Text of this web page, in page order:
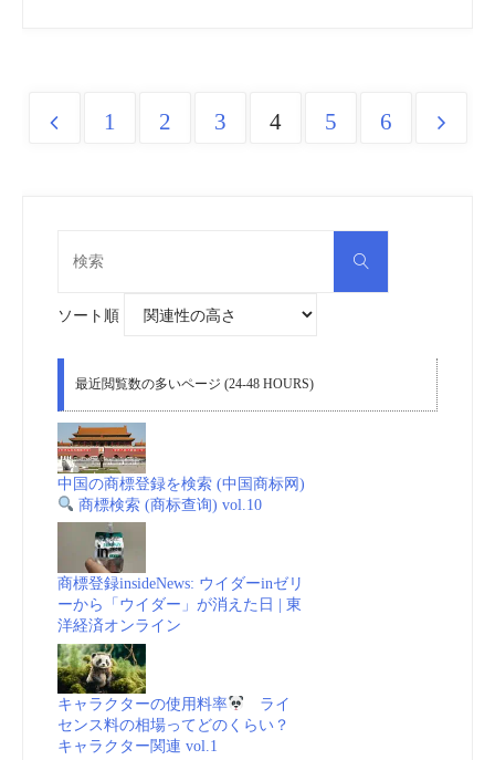
標
動
(embedded)”
Posts
1 2 3 4 5 6
検
ソート順
最近閲覧数の多いページ (24-48 HOURS)
中国の商標登録を検索 (中国商标网)
商標検索 (商标查询) vol.10
商標登録insideNews: ウイダーinゼリ
ーから「ウイダー」が消えた日 | 東
洋経済オンライン
キャラクターの使用料率
ライ
センス料の相場ってどのくらい？
キャラクター関連 vol.1